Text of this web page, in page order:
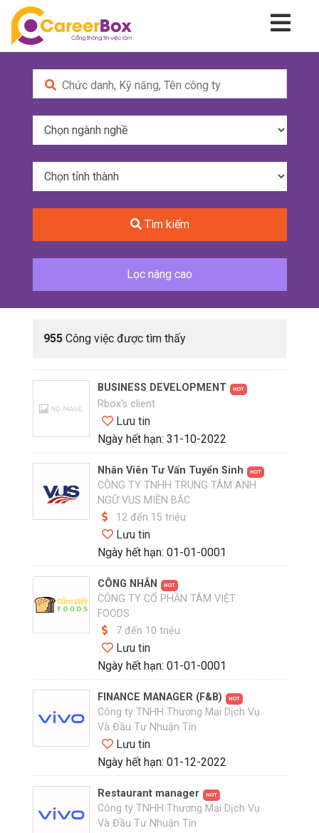
Tìm kiếm
Lọc nâng cao
955 Công việc được tìm thấy
BUSINESS DEVELOPMENT HOT
Rbox's client
Lưu tin
Ngày hết hạn: 31-10-2022
Nhân Viên Tư Vấn Tuyển Sinh HOT
CÔNG TY TNHH TRUNG TÂM ANH
NGỮ VUS MIỀN BẮC
12 đến 15 triệu
Lưu tin
Ngày hết hạn: 01-01-0001
CÔNG NHÂN HOT
CÔNG TY CỔ PHẦN TÂM VIỆT
FOODS
7 đến 10 triệu
Lưu tin
Ngày hết hạn: 01-01-0001
FINANCE MANAGER (F&B) HOT
Công ty TNHH Thương Mại Dịch Vụ
Và Đầu Tư Nhuận Tín
Lưu tin
Ngày hết hạn: 01-12-2022
Restaurant manager HOT
Công ty TNHH Thương Mại Dịch Vụ
Và Đầu Tư Nhuận Tín